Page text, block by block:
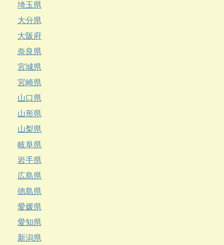
埼玉県
大分県
大阪府
奈良県
宮城県
宮崎県
山口県
山形県
山梨県
岐阜県
岩手県
広島県
徳島県
愛媛県
愛知県
新潟県